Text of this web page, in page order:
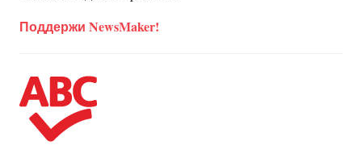
Поддержи NewsMaker!